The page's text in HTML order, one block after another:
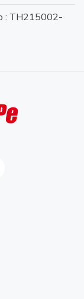
: TH215002-